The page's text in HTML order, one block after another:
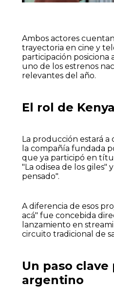
Ambos actores
trayectoria en cine y
participación posiciona
uno de los estrenos
relevantes del año.
El rol de
La producción estará a
la compañía fundada
que ya participó en
"La odisea de los giles"
pensado".
A diferencia de esos
acá" fue concebida
lanzamiento en
circuito tradicional de
Un paso clave
argentino